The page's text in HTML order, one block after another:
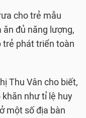
cho trẻ mẫu
đủ năng lượng,
trẻ phát triển toàn
Thu Vân cho biết,
như tỉ lệ huy
một số địa bàn